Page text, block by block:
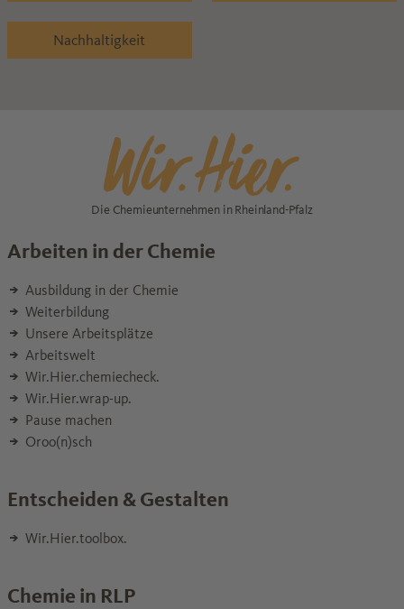
Nachhaltigkeit
Die Chemieunternehmen in Rheinland-Pfalz
Arbeiten in der Chemie
Ausbildung in der Chemie
Weiterbildung
Unsere Arbeitsplätze
Arbeitswelt
Wir.Hier.chemiecheck.
Wir.Hier.wrap-up.
Pause machen
Oroo(n)sch
Entscheiden & Gestalten
Wir.Hier.toolbox.
Chemie in RLP